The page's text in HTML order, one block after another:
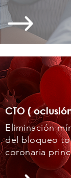
CTO (
Eliminación
del bloqueo
coronaria